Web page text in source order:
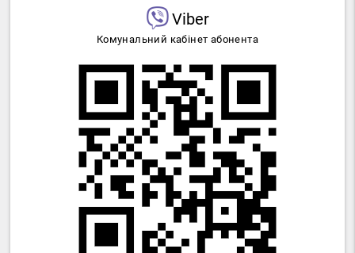
Viber
Комунальний кабінет абонента